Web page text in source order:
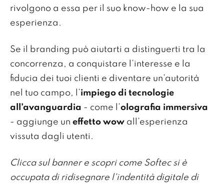
rivolgono a essa per il suo know-how e la sua
esperienza.
Se il branding può aiutarti a distinguerti tra la
concorrenza, a conquistare l’interesse e la
fiducia dei tuoi clienti e diventare un’autorità
nel tuo campo, l’impiego di tecnologie
all’avanguardia - come l’olografia immersiva
- aggiunge un effetto wow all’esperienza
vissuta dagli utenti.
Clicca sul banner e scopri come Softec si è
occupata di ridisegnare l'indentità digitale di